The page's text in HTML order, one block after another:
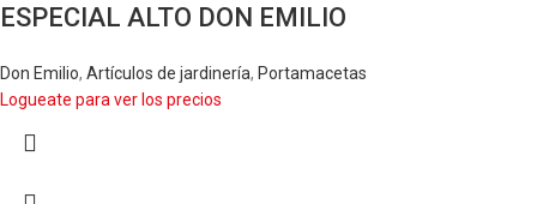
ESPECIAL ALTO DON EMILIO
Don Emilio, Artículos de jardinería, Portamacetas
Logueate para ver los precios